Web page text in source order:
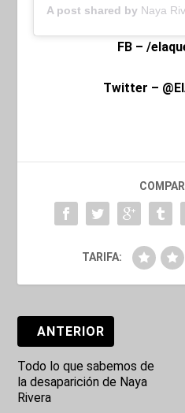
A post shared by Naya
FB – /
Twitter –
TARIFA:
ANTERIOR
Todo lo que sabemos de
la desaparición de Naya
Rivera